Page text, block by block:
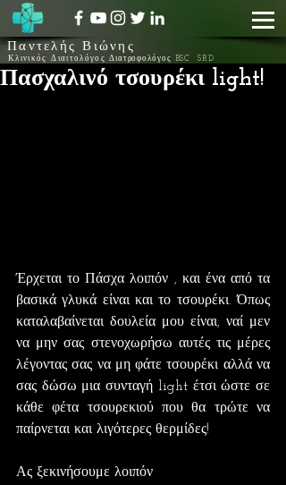
Παντελής Βιώνης
Κλινικός Διαιτολόγος Διατροφολόγος BSC SRD
Πασχαλινό τσουρέκι light!
Έρχεται το Πάσχα λοιπόν , και ένα από τα
βασικά γλυκά είναι και το τσουρέκι. Όπως
καταλαβαίνεται δουλεία μου είναι, ναί μεν
να μην σας στενοχωρήσω αυτές τις μέρες
λέγοντας σας να μη φάτε τσουρέκι αλλά να
σας δώσω μια συνταγή light έτσι ώστε σε
κάθε φέτα τσουρεκιού που θα τρώτε να
παίρνεται και λιγότερες θερμίδες!
Ας ξεκινήσουμε λοιπόν